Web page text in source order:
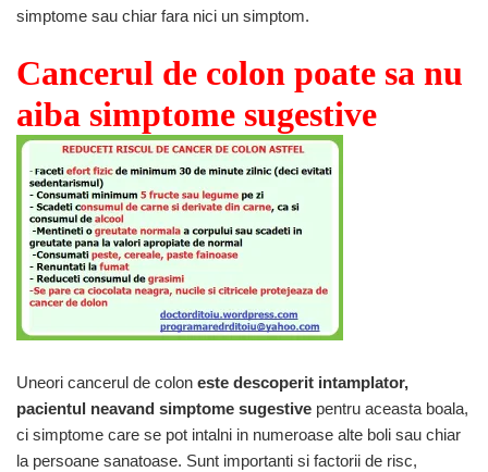
simptome sau chiar fara nici un simptom.
Cancerul de colon poate sa nu
aiba simptome sugestive
Uneori cancerul de colon este descoperit intamplator,
pacientul neavand simptome sugestive pentru aceasta boala,
ci simptome care se pot intalni in numeroase alte boli sau chiar
la persoane sanatoase. Sunt importanti si factorii de risc,